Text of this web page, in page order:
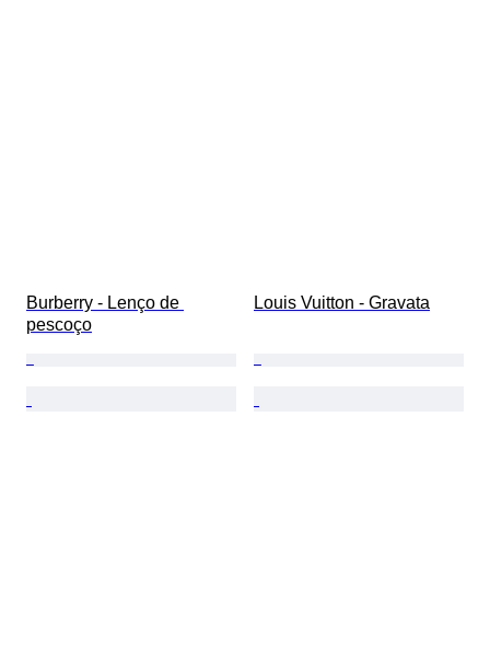
Burberry - Lenço de
pescoço
Louis Vuitton - Gravata